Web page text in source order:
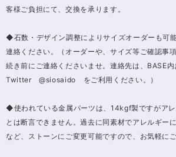
客様ご負担にて、交換を承ります。
◆石数・デザイン調整によりサイズオーダーも可
連絡ください。（オーダーや、サイズ等ご確認事
続き前にご連絡くださいませ。連絡先は、BASE内
Twitter @siosaido をご利用ください。）
◆使われている金属パーツは、14kgf製ですがア
とは断言できません。過去に同素材でアレルギー
など、ストーンにご変更可能ですので、お気軽に